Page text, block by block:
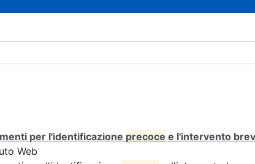
per l'identificazione precoce e l'intervento
Web